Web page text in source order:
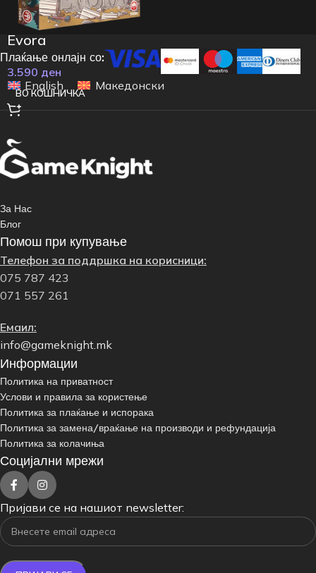
Evora
3.590 ден
ВО КОШНИЧКА
Плаќање онлајн со:
English
Македонски
За Нас
Блог
Помош при купување
Телефон за поддршка на корисници:
075 787 423
071 557 261
Емаил:
info@gameknight.mk
Информации
Политика на приватност
Услови и правила за користење
Политика за плаќање и испорака
Политика за замена/враќање на производи и рефундација
Политика за колачиња
Социјални мрежи
Пријави се на нашиот newsletter: